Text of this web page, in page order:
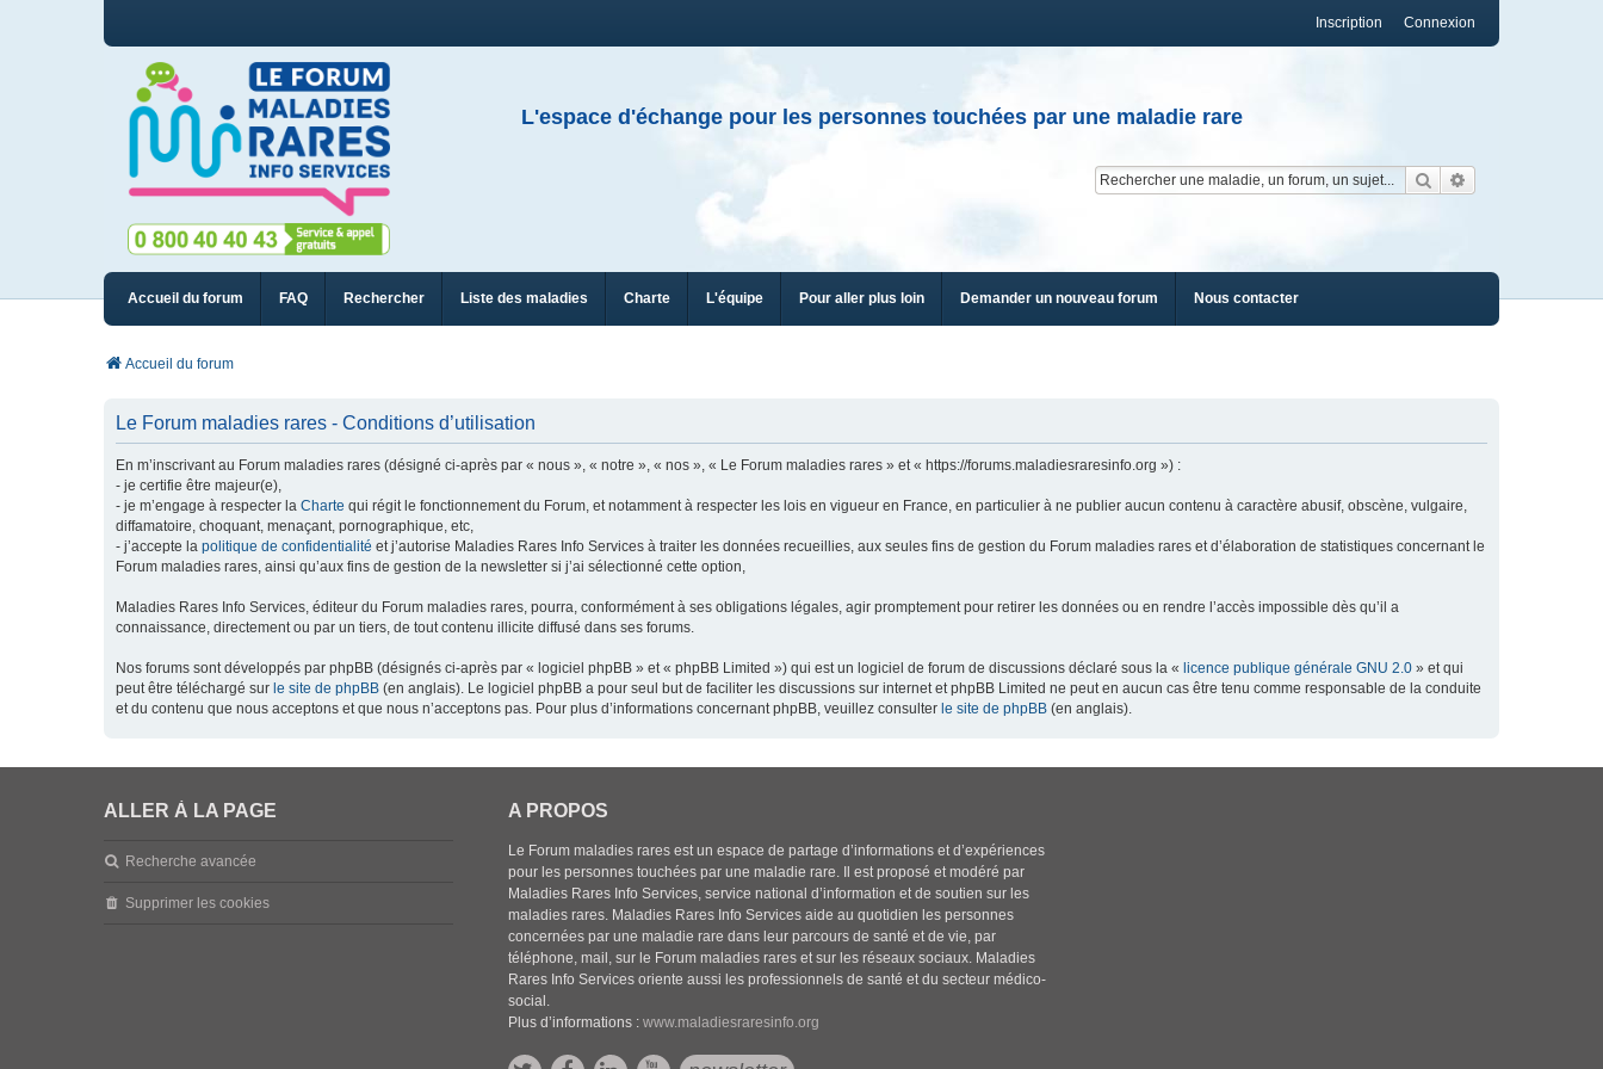
Connexion
Inscription
L'espace d'échange pour les personnes touchées par une maladie rare
Rechercher
Accueil du forum FAQ Rechercher Liste des maladies Charte L'équipe Pour aller plus loin Demander un nouveau forum Nous contacter
Accueil du forum
Le Forum maladies rares - Conditions d’utilisation
En m’inscrivant au Forum maladies rares (désigné ci-après par « nous », « notre », « nos », « Le Forum maladies rares » et « https://forums.maladiesraresinfo.org ») :
- je certifie être majeur(e),
- je m’engage à respecter la Charte qui régit le fonctionnement du Forum, et notamment à respecter les lois en vigueur en France, en particulier à ne publier aucun contenu à caractère abusif, obscène, vulgaire,
diffamatoire, choquant, menaçant, pornographique, etc,
- j’accepte la politique de confidentialité et j’autorise Maladies Rares Info Services à traiter les données recueillies, aux seules fins de gestion du Forum maladies rares et d’élaboration de statistiques concernant le
Forum maladies rares, ainsi qu’aux fins de gestion de la newsletter si j’ai sélectionné cette option,
Maladies Rares Info Services, éditeur du Forum maladies rares, pourra, conformément à ses obligations légales, agir promptement pour retirer les données ou en rendre l’accès impossible dès qu’il a
connaissance, directement ou par un tiers, de tout contenu illicite diffusé dans ses forums.
Nos forums sont développés par phpBB (désignés ci-après par « logiciel phpBB » et « phpBB Limited ») qui est un logiciel de forum de discussions déclaré sous la « licence publique générale GNU 2.0 » et qui
peut être téléchargé sur le site de phpBB (en anglais). Le logiciel phpBB a pour seul but de faciliter les discussions sur internet et phpBB Limited ne peut en aucun cas être tenu comme responsable de la conduite
et du contenu que nous acceptons et que nous n’acceptons pas. Pour plus d’informations concernant phpBB, veuillez consulter le site de phpBB (en anglais).
ALLER À LA PAGE
Recherche avancée
Supprimer les cookies
A PROPOS
Le Forum maladies rares est un espace de partage d’informations et d’expériences
pour les personnes touchées par une maladie rare. Il est proposé et modéré par
Maladies Rares Info Services, service national d’information et de soutien sur les
maladies rares. Maladies Rares Info Services aide au quotidien les personnes
concernées par une maladie rare dans leur parcours de santé et de vie, par
téléphone, mail, sur le Forum maladies rares et sur les réseaux sociaux. Maladies
Rares Info Services oriente aussi les professionnels de santé et du secteur médico-
social.
Plus d’informations :www.maladiesraresinfo.org